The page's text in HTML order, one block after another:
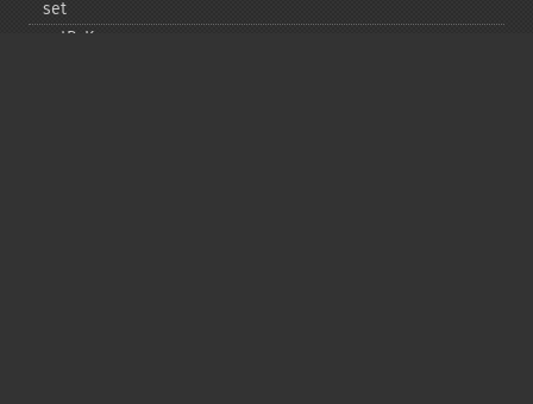
set
setByKey